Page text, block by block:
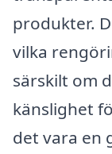
produkter.
vilka
särskilt om
känslighet
det vara en